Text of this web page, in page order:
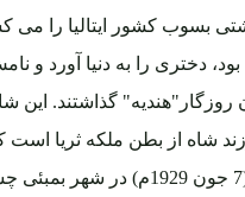
بسوب کشور ایتالیا را می
دختری را به دنیا آورد و
روزگار"هندیه" گذاشتند.
1308ش (7 جون 1929م) در شهر